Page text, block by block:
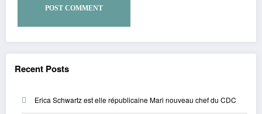
Recent Posts
Erica Schwartz est elle républicaine Mari nouveau chef du CDC